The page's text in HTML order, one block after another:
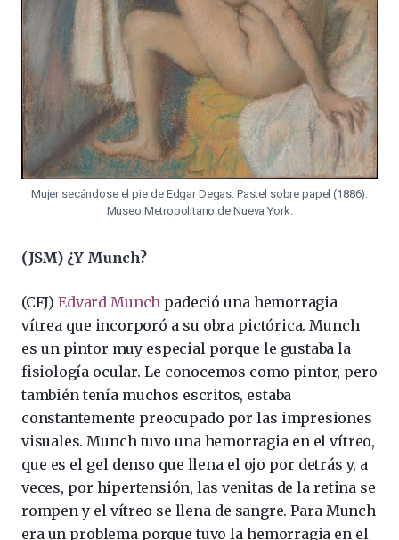
Mujer secándose el pie de Edgar Degas. Pastel sobre papel (1886).
Museo Metropolitano de Nueva York.
(JSM) ¿Y Munch?
(CFJ)Edvard Munch padeció una hemorragia
vítrea que incorporó a su obra pictórica. Munch
es un pintor muy especial porque le gustaba la
fisiología ocular. Le conocemos como pintor, pero
también tenía muchos escritos, estaba
constantemente preocupado por las impresiones
visuales. Munch tuvo una hemorragia en el vítreo,
que es el gel denso que llena el ojo por detrás y, a
veces, por hipertensión, las venitas de la retina se
rompen y el vítreo se llena de sangre. Para Munch
era un problema porque tuvo la hemorragia en el